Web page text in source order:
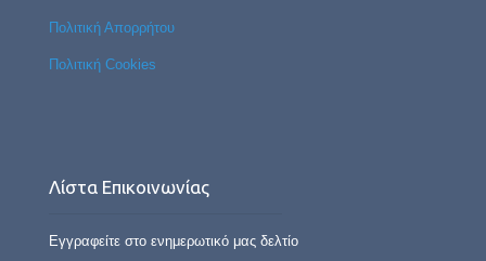
Πολιτική Απορρήτου
Πολιτική Cookies
Λίστα Επικοινωνίας
Εγγραφείτε στο ενημερωτικό μας δελτίο